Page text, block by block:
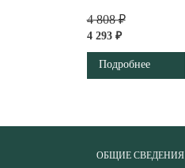
4 808 ₽
4 293 ₽
Подробнее
ОБЩИЕ СВЕДЕНИЯ